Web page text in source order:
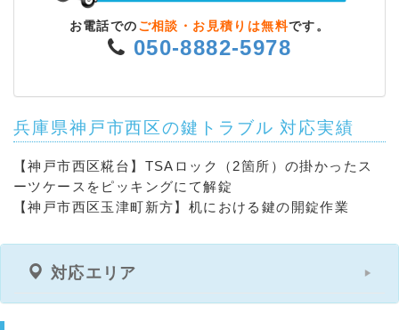
お電話での ご相談・お見積りは無料です。
050-8882-5978
兵庫県神戸市西区の鍵トラブル 対応実績
【神戸市西区糀台】TSAロック（2箇所）の掛かったス
ーツケースをピッキングにて解錠
【神戸市西区玉津町新方】机における鍵の開錠作業
対応エリア